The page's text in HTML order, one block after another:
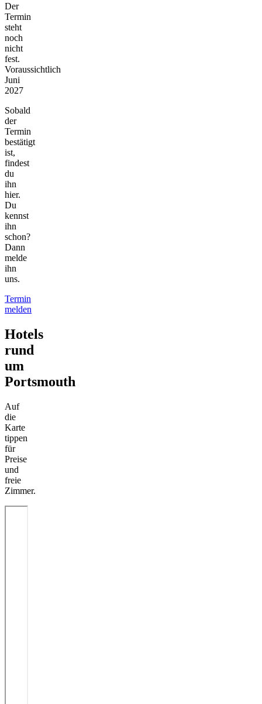
Der
Termin
steht
noch
nicht
fest.
Voraussichtlich
Juni
2027
Sobald
der
Termin
bestätigt
ist,
findest
du
ihn
hier.
Du
kennst
ihn
schon?
Dann
melde
ihn
uns.
Termin
melden
Hotels
rund
um
Portsmouth
Auf
die
Karte
tippen
für
Preise
und
freie
Zimmer.